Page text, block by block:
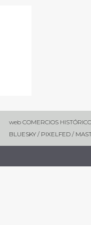
web COMERCIOS
BLUESKY/ PIXELFED/